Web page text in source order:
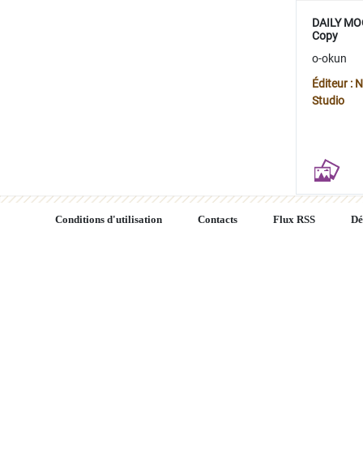
DAILY
Copy
o-okun
Éditeur :
Studio
Conditions d'utilisation Contacts Flux RSS